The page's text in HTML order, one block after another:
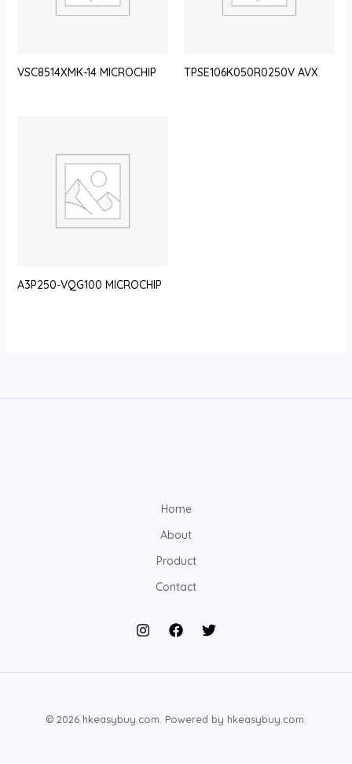
VSC8514XMK-14 MICROCHIP TPSE106K050R0250V AVX
A3P250-VQG100 MICROCHIP
Home
About
Product
Contact
© 2026 hkeasybuy.com. Powered by hkeasybuy.com.